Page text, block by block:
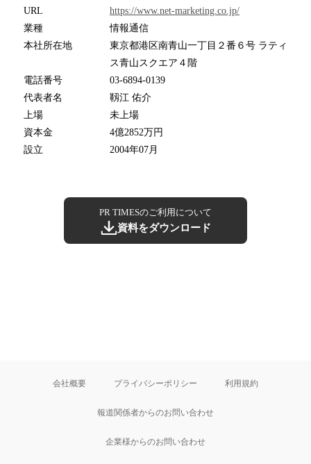
URL
https://www.net-marketing.co.jp/
業種
情報通信
本社所在地
東京都港区南青山一丁目２番６号 ラティ
ス青山スクエア４階
電話番号
03-6894-0139
代表者名
靱江 佑介
上場
未上場
資本金
4億2852万円
設立
2004年07月
PR TIMESのご利用について
資料をダウンロード
会社概要 プライバシーポリシー 利用規約
報道関係者からのお問い合わせ
企業様からのお問い合わせ